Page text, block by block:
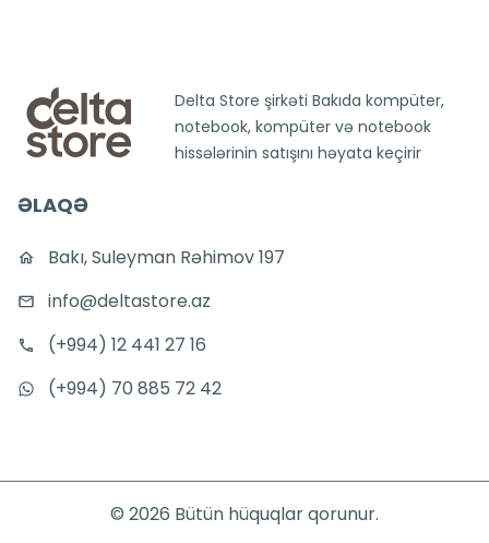
Delta Store şirkəti Bakıda kompüter,
notebook, kompüter və notebook
hissələrinin satışını həyata keçirir
ƏLAQƏ
Bakı, Suleyman Rəhimov 197
info@deltastore.az
(+994) 12 441 27 16
(+994) 70 885 72 42
© 2026 Bütün hüquqlar qorunur.